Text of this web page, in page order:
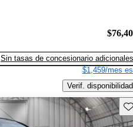
Sin tasas de concesionario adicionales
$1,459/mes
Verif. disponibilidad